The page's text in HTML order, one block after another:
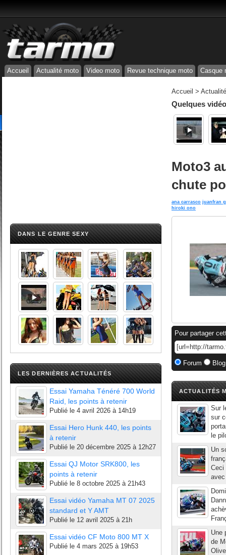
Accueil Actualité moto Video moto Revue technique moto Casque
DANS LE GENRE SEXY
LES DERNIÈRES ACTUALITÉS
Essai Yamaha Ténéré 700 World
Raid, les points à retenir
Publié le 4 avril 2026 à 14h19
Essai Hero Hunk 440, les points
à retenir
Publié le 20 décembre 2025 à 12h27
Essai QJ Motor SRK800, les
points à retenir
Publié le 8 octobre 2025 à 21h43
Essai vidéo Yamaha MT 07 2025
standard et Y AMT
Publié le 12 avril 2025 à 21h
Essai vidéo CF Moto 800 MT X
Publié le 4 mars 2025 à 19h53
Accueil >
Quelques
Moto3
chute
ana carrasco juanfran
hiroki ono
Pour partager
Forum
ACTUALITÉS
Sur
sur
le
Un
Ceci
Une
de